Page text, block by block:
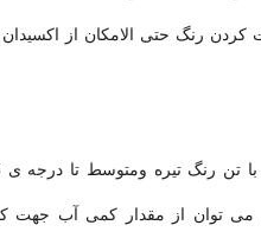
رنگ حتی الامکان از اکسیدان
می توان از مقدار کمی آب جهت